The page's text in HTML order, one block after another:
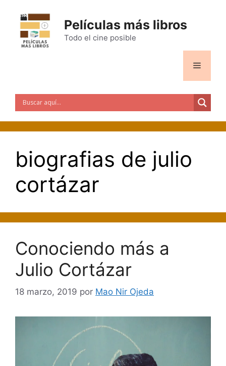
contenido
Películas más libros
Todo el cine posible
Menú
biografias de julio
cortázar
Conociendo más a
Julio Cortázar
18 marzo, 2019 por Mao Nir Ojeda